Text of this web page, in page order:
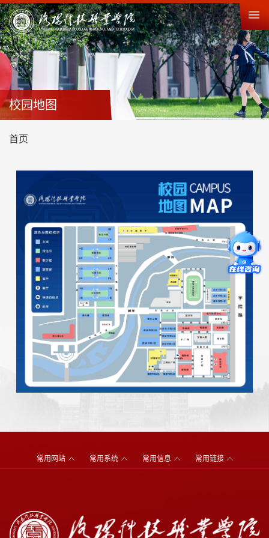
校园地图
首页
常用网站 常用系统 常用信息 常用链接